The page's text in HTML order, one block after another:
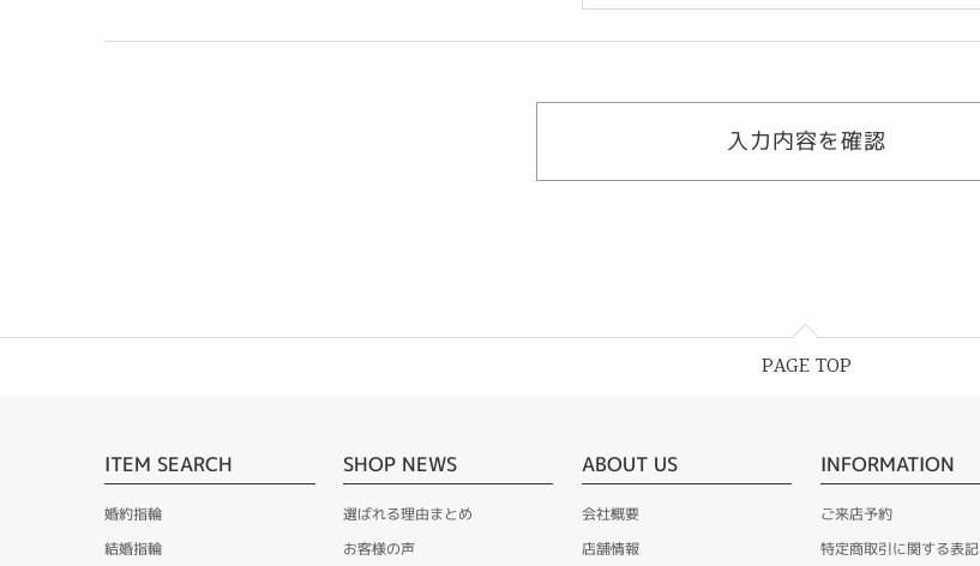
PAGE TOP
ITEM SEARCH
婚約指輪
結婚指輪
SHOP NEWS
選ばれる理由まとめ
お客様の声
ABOUT US
会社概要
店舗情報
INFORMATION
ご来店予約
特定商取引に関する表記